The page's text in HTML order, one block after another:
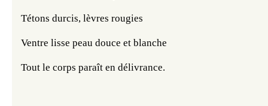
Tétons durcis, lèvres rougies
Ventre lisse peau douce et blanche
Tout le corps paraît en délivrance.